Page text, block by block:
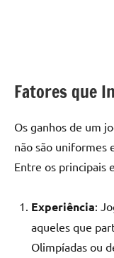
Fatores que
Os ganhos de um
não são uniformes
Entre os principais
Experiência:
aqueles que
Olimpíadas ou